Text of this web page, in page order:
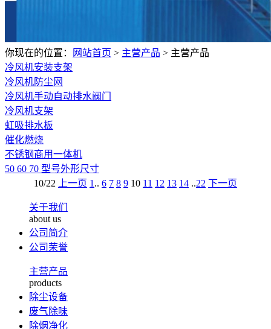
你现在的位置： 网站首页 > 主营产品 > 主营产品
冷风机安装支架
冷风机防尘网
冷风机手动自动排水阀门
冷风机支架
虹吸排水板
催化燃烧
不锈钢商用一体机
50 60 70 型号外形尺寸
10/22
上一页 1 .. 6 7 8 9 10 11 12 13 14 ..22 下一页
关于我们
about us
公司简介
公司荣誉
主营产品
products
除尘设备
废气除味
除烟净化